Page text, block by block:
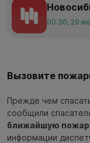
00:30, 29
Вызовите
Прежде чем
сообщили
ближайшую
информации